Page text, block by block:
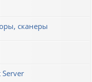
сканеры